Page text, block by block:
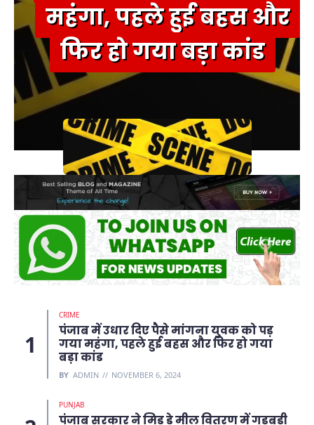
महंगा, पहले हुई बहस और
फिर हो गया बड़ा कांड
CRIME
पंजाब में उधार दिए पैसे मांगना युवक को पड़
गया महंगा, पहले हुई बहस और फिर हो गया
बड़ा कांड
BY ADMIN NOVEMBER 6, 2024
PUNJAB
पंजाब सरकार ने मिड डे मील वितरण में गड़बड़ी